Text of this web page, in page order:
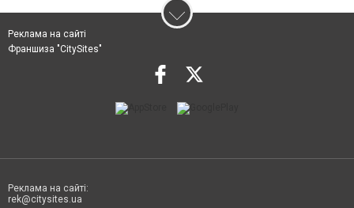
Реклама на сайті
Франшиза "CitySites"
Реклама на сайті:
rek@citysites.ua